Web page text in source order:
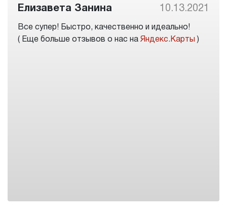
Елизавета Занина 10.13.2021
Все супер! Быстро, качественно и идеально!
( Еще больше отзывов о нас на Яндекс.Карты )